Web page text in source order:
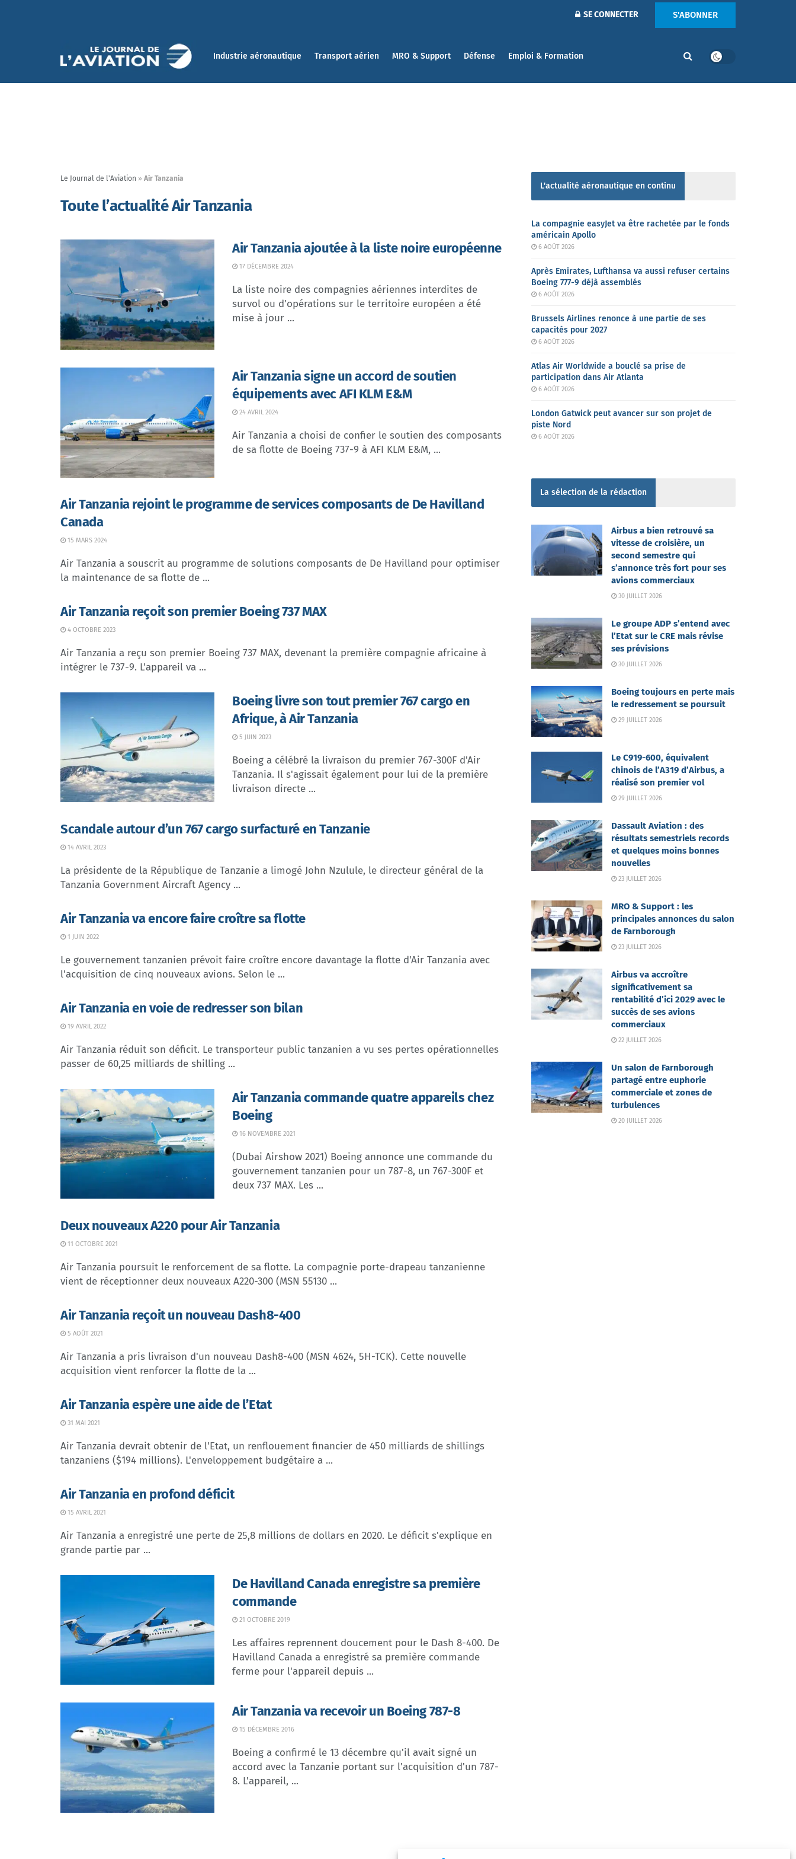
SE CONNECTER S'ABONNER
Industrie aéronautique Transport aérien MRO & Support Défense Emploi & Formation
Le Journal de l'Aviation » Air Tanzania
Toute l’actualité Air Tanzania
Air Tanzania ajoutée à la liste noire européenne
17 DÉCEMBRE 2024
La liste noire des compagnies aériennes interdites de
survol ou d'opérations sur le territoire européen a été
mise à jour ...
Air Tanzania signe un accord de soutien
équipements avec AFI KLM E&M
24 AVRIL 2024
Air Tanzania a choisi de confier le soutien des composants
de sa flotte de Boeing 737-9 à AFI KLM E&M, ...
Air Tanzania rejoint le programme de services composants de De Havilland
Canada
15 MARS 2024
Air Tanzania a souscrit au programme de solutions composants de De Havilland pour optimiser
la maintenance de sa flotte de ...
Air Tanzania reçoit son premier Boeing 737 MAX
4 OCTOBRE 2023
Air Tanzania a reçu son premier Boeing 737 MAX, devenant la première compagnie africaine à
intégrer le 737-9. L'appareil va ...
Boeing livre son tout premier 767 cargo en
Afrique, à Air Tanzania
5 JUIN 2023
Boeing a célébré la livraison du premier 767-300F d'Air
Tanzania. Il s'agissait également pour lui de la première
livraison directe ...
Scandale autour d’un 767 cargo surfacturé en Tanzanie
14 AVRIL 2023
La présidente de la République de Tanzanie a limogé John Nzulule, le directeur général de la
Tanzania Government Aircraft Agency ...
Air Tanzania va encore faire croître sa flotte
1 JUIN 2022
Le gouvernement tanzanien prévoit faire croître encore davantage la flotte d'Air Tanzania avec
l'acquisition de cinq nouveaux avions. Selon le ...
Air Tanzania en voie de redresser son bilan
19 AVRIL 2022
Air Tanzania réduit son déficit. Le transporteur public tanzanien a vu ses pertes opérationnelles
passer de 60,25 milliards de shilling ...
Air Tanzania commande quatre appareils chez
Boeing
16 NOVEMBRE 2021
(Dubai Airshow 2021) Boeing annonce une commande du
gouvernement tanzanien pour un 787-8, un 767-300F et
deux 737 MAX. Les ...
Deux nouveaux A220 pour Air Tanzania
11 OCTOBRE 2021
Air Tanzania poursuit le renforcement de sa flotte. La compagnie porte-drapeau tanzanienne
vient de réceptionner deux nouveaux A220-300 (MSN 55130 ...
Air Tanzania reçoit un nouveau Dash8-400
5 AOÛT 2021
Air Tanzania a pris livraison d'un nouveau Dash8-400 (MSN 4624, 5H-TCK). Cette nouvelle
acquisition vient renforcer la flotte de la ...
Air Tanzania espère une aide de l’Etat
31 MAI 2021
Air Tanzania devrait obtenir de l'Etat, un renflouement financier de 450 milliards de shillings
tanzaniens ($194 millions). L'enveloppement budgétaire a ...
Air Tanzania en profond déficit
15 AVRIL 2021
Air Tanzania a enregistré une perte de 25,8 millions de dollars en 2020. Le déficit s'explique en
grande partie par ...
De Havilland Canada enregistre sa première
commande
21 OCTOBRE 2019
Les affaires reprennent doucement pour le Dash 8-400. De
Havilland Canada a enregistré sa première commande
ferme pour l'appareil depuis ...
Air Tanzania va recevoir un Boeing 787-8
15 DÉCEMBRE 2016
Boeing a confirmé le 13 décembre qu'il avait signé un
accord avec la Tanzanie portant sur l'acquisition d'un 787-
8. L'appareil, ...
L'actualité aéronautique en continu
La compagnie easyJet va être rachetée par le fonds
américain Apollo
6 AOÛT 2026
Après Emirates, Lufthansa va aussi refuser certains
Boeing 777-9 déjà assemblés
6 AOÛT 2026
Brussels Airlines renonce à une partie de ses
capacités pour 2027
6 AOÛT 2026
Atlas Air Worldwide a bouclé sa prise de
participation dans Air Atlanta
6 AOÛT 2026
London Gatwick peut avancer sur son projet de
piste Nord
6 AOÛT 2026
La sélection de la rédaction
Airbus a bien retrouvé sa
vitesse de croisière, un
second semestre qui
s’annonce très fort pour ses
avions commerciaux
30 JUILLET 2026
Le groupe ADP s’entend avec
l’Etat sur le CRE mais révise
ses prévisions
30 JUILLET 2026
Boeing toujours en perte mais
le redressement se poursuit
29 JUILLET 2026
Le C919-600, équivalent
chinois de l’A319 d’Airbus, a
réalisé son premier vol
29 JUILLET 2026
Dassault Aviation : des
résultats semestriels records
et quelques moins bonnes
nouvelles
23 JUILLET 2026
MRO & Support : les
principales annonces du salon
de Farnborough
23 JUILLET 2026
Airbus va accroître
significativement sa
rentabilité d’ici 2029 avec le
succès de ses avions
commerciaux
22 JUILLET 2026
Un salon de Farnborough
partagé entre euphorie
commerciale et zones de
turbulences
20 JUILLET 2026